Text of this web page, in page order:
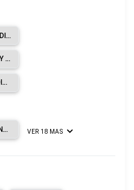
PUBLICACIÓN DE LIBROS, PERIÓDICOS Y OTRAS ACTIVIDADES DE PUBLICACIÓN.
PUBLICACIÓN DE DIRECTORIOS Y DE LISTAS DE CORREO.
PUBLICACIÓN DE PERIÓDICOS, DIARIOS Y REVISTAS.
PUBLICACIÓN DE PROGRAMAS INFORMÁTICOS. VER 18 MAS